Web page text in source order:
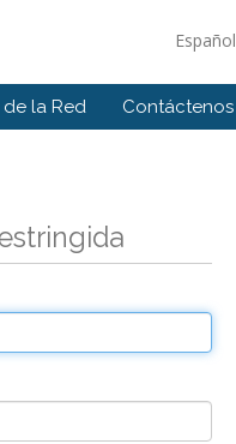
Español
la Red Contáctenos